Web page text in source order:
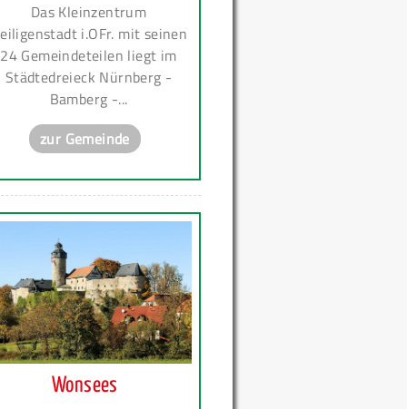
Das Kleinzentrum
i.OFr. mit seinen
24 Gemeindeteilen liegt im
Städtedreieck Nürnberg -
Bamberg -...
zur Gemeinde
Wonsees